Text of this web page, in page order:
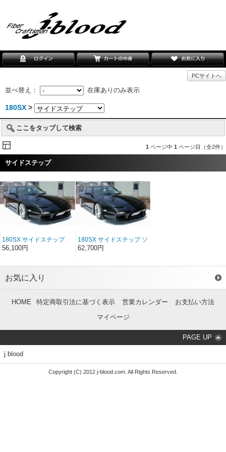
PCサイトへ
並べ替え： 在庫ありのみ表示
180SX >
ここをタップして検索
1 ページ中 1 ページ目（全2件）
サイドステップ
180SX サイドステップ
FRP(前/中/後期）
56,100円
180SX サイドステップ ソ
フトFRP（前/中/後期期）
62,700円
お気に入り
HOME 特定商取引法に基づく表示 営業カレンダー
お支払い方法
マイページ
PAGE UP
j.blood
Copyright (C) 2012 j-blood.com. All Rights Reserved.